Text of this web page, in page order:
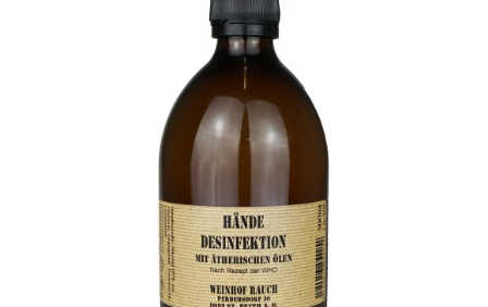
Shop
Kontakt